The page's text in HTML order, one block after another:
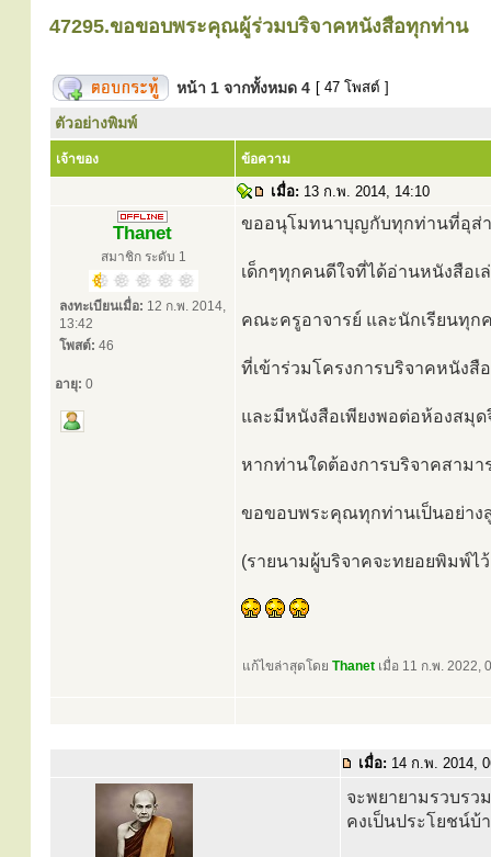
47295.ขอขอบพระคุณผู้ร่วมบริจาคหนังสือทุกท่าน
หน้า 1 จากทั้งหมด 4 [ 47 โพสต์ ]
ตัวอย่างพิมพ์
เจ้าของ ข้อความ
เมื่อ: 13 ก.พ. 2014, 14:10
Thanet
สมาชิก ระดับ 1
ลงทะเบียนเมื่อ: 12 ก.พ. 2014,
13:42
โพสต์: 46
อายุ: 0
ขออนุโมทนาบุญกับทุกท่านที่อุส่า
เด็กๆทุกคนดีใจที่ได้อ่านหนังสือ
คณะครูอาจารย์ และนักเรียนทุ
ที่เข้าร่วมโครงการบริจาคหนังสื
และมีหนังสือเพียงพอต่อห้องสมุ
หากท่านใดต้องการบริจาคสามา
ขอขอบพระคุณทุกท่านเป็นอย่าง
(รายนามผู้บริจาคจะทยอยพิมพ์ไ
แก้ไขล่าสุดโดย Thanet เมื่อ 11 ก.พ. 2022,
เมื่อ: 14 ก.พ. 2014,
จะพยายามรวบรว
คงเป็นประโยชน์บ้